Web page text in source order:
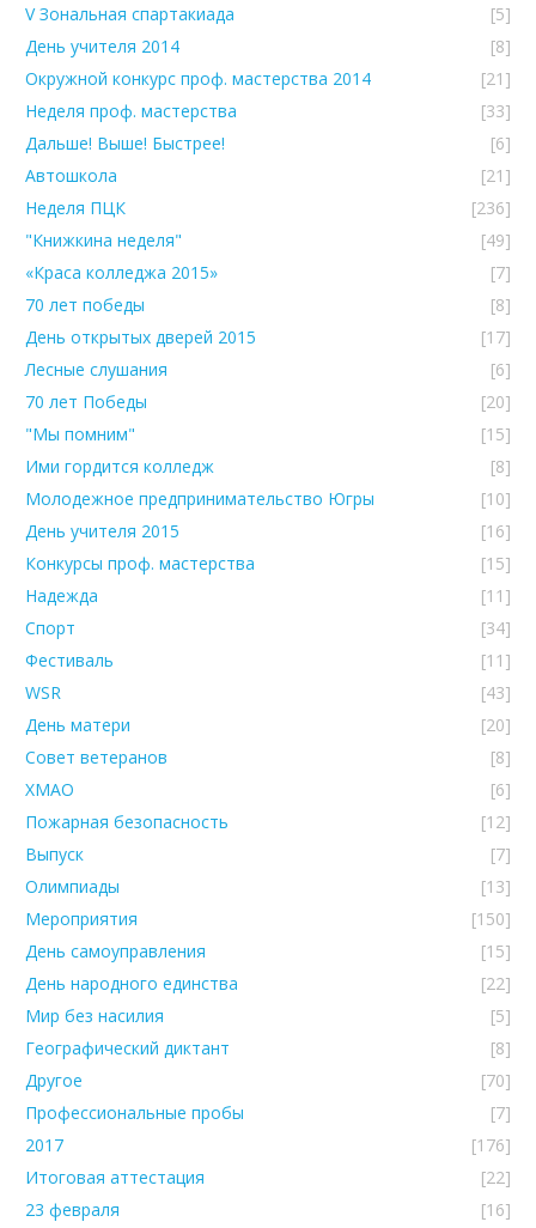
V Зональная спартакиада
[5]
День учителя 2014
[8]
Окружной конкурс проф. мастерства 2014
[21]
Неделя проф. мастерства
[33]
Дальше! Выше! Быстрее!
[6]
Автошкола
[21]
Неделя ПЦК
[236]
"Книжкина неделя"
[49]
«Краса колледжа 2015»
[7]
70 лет победы
[8]
День открытых дверей 2015
[17]
Лесные слушания
[6]
70 лет Победы
[20]
"Мы помним"
[15]
Ими гордится колледж
[8]
Молодежное предпринимательство Югры
[10]
День учителя 2015
[16]
Конкурсы проф. мастерства
[15]
Надежда
[11]
Спорт
[34]
Фестиваль
[11]
WSR
[43]
День матери
[20]
Совет ветеранов
[8]
ХМАО
[6]
Пожарная безопасность
[12]
Выпуск
[7]
Олимпиады
[13]
Мероприятия
[150]
День самоуправления
[15]
День народного единства
[22]
Мир без насилия
[5]
Географический диктант
[8]
Другое
[70]
Профессиональные пробы
[7]
2017
[176]
Итоговая аттестация
[22]
23 февраля
[16]